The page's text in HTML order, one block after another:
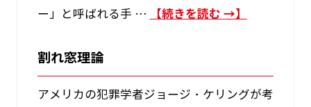
ー」と呼ばれる手 …
続きを読む →
割れ窓理論
アメリカの犯罪学者ジョージ・ケリングが考